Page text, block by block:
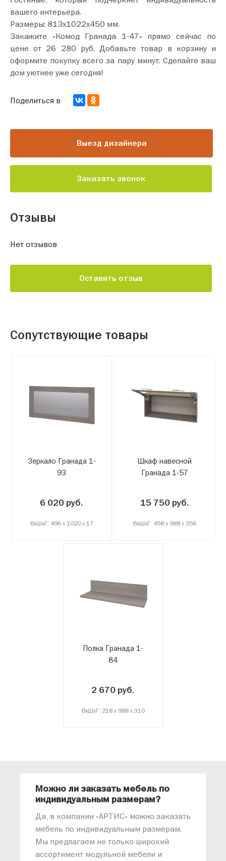
вашего интерьера.
Размеры: 813х1022х450 мм.
Закажите «Комод Гранада 1-47» прямо сейчас по
цене от 26 280 руб. Добавьте товар в корзину и
оформите покупку всего за пару минут. Сделайте ваш
дом уютнее уже сегодня!
Выезд дизайнера
Заказать звонок
Поделиться в
Отзывы
Нет отзывов
Оставить отзыв
Сопутствующие товары
Зеркало Гранада 1-
93
6 020 руб.
ВxШxГ: 496 x 1020 x 17
Шкаф навесной
Гранада 1-57
15 750 руб.
ВxШxГ: 458 x 988 x 356
Полка Гранада 1-
84
2 670 руб.
ВxШxГ: 218 x 988 x 310
Можно ли заказать мебель по
индивидуальным размерам?
Да, в компании «АРТИС» можно заказать
мебель по индивидуальным размерам.
Мы предлагаем не только широкий
ассортимент модульной мебели и